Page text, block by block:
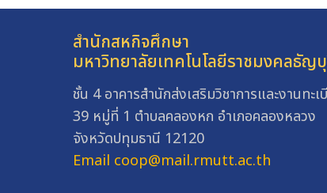
สำนักสหกิจศึกษา
มหาวิทยาลัยเทคโนโลยีราชมงคลธัญ
ชั้น 4 อาคารสำนักส่งเสริมวิชาการและงานทะเ
39 หมู่ที่ 1 ตำบลคลองหก อำเภอคลองหลวง
จังหวัดปทุมธานี 12120
Email coop@mail.rmutt.ac.th